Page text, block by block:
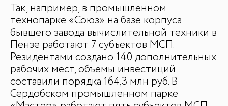
Так, например, в промышленном
технопарке «Союз» на базе корпуса
бывшего завода вычислительной техники в
Пензе работают 7 субъектов МСП.
Резидентами создано 140 дополнительных
рабочих мест, объемы инвестиций
составили порядка 164,3 млн руб. В
Сердобском промышленном парке